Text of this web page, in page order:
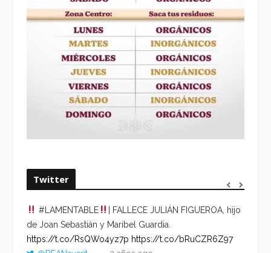
Twitter
#LAMENTABLE
| FALLECE JULIÁN FIGUEROA, hijo
de Joan Sebastián y Maribel Guardia.
https://t.co/RsQWo4yz7p https://t.co/bRuCZR6Z97